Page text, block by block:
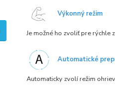
Výkonný režim
Je možné ho zvoliť pre rýchle
Automatické
Automaticky zvolí režim